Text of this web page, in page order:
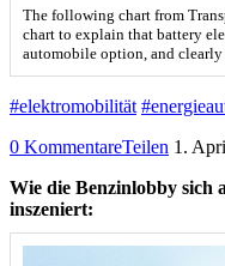
The following chart from
chart to explain that battery
automobile option, and clearly
#elektromobilität
0 KommentareTeilen 1.
Wie die Benzinlobby sich
inszeniert: